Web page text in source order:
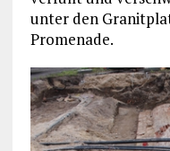
unter den
Promenade.